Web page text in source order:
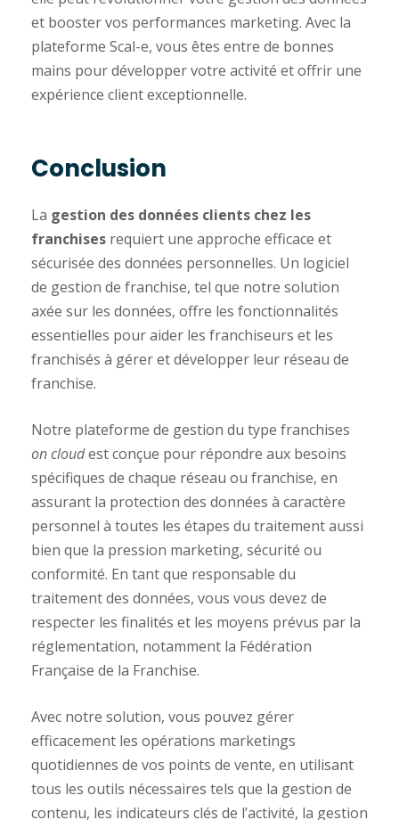
et booster vos performances marketing. Avec la
plateforme Scal-e, vous êtes entre de bonnes
mains pour développer votre activité et offrir une
expérience client exceptionnelle.
Conclusion
La gestion des données clients chez les
franchises requiert une approche efficace et
sécurisée des données personnelles. Un logiciel
de gestion de franchise, tel que notre solution
axée sur les données, offre les fonctionnalités
essentielles pour aider les franchiseurs et les
franchisés à gérer et développer leur réseau de
franchise.
Notre plateforme de gestion du type franchises
on cloudest conçue pour répondre aux besoins
spécifiques de chaque réseau ou franchise, en
assurant la protection des données à caractère
personnel à toutes les étapes du traitement aussi
bien que la pression marketing, sécurité ou
conformité. En tant que responsable du
traitement des données, vous vous devez de
respecter les finalités et les moyens prévus par la
réglementation, notamment la Fédération
Française de la Franchise.
Avec notre solution, vous pouvez gérer
efficacement les opérations marketings
quotidiennes de vos points de vente, en utilisant
tous les outils nécessaires tels que la gestion de
contenu, les indicateurs clés de l’activité, la gestion